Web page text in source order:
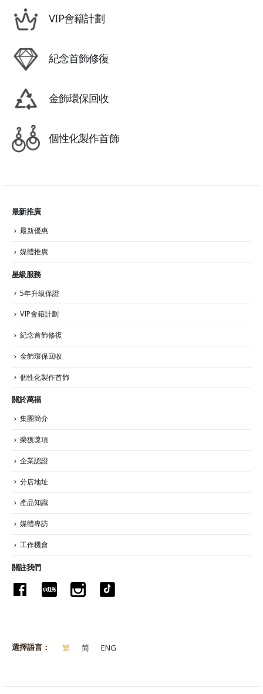
VIP會籍計劃
紀念首飾修復
金飾環保回收
個性化製作首飾
最新推廣
最新優惠
媒體推廣
星級服務
5年升級保證
VIP會籍計劃
紀念首飾修復
金飾環保回收
個性化製作首飾
關於萬福
集團簡介
榮獲獎項
企業認證
分店地址
產品知識
媒體專訪
工作機會
關註我們
選擇語言： 繁 简 ENG